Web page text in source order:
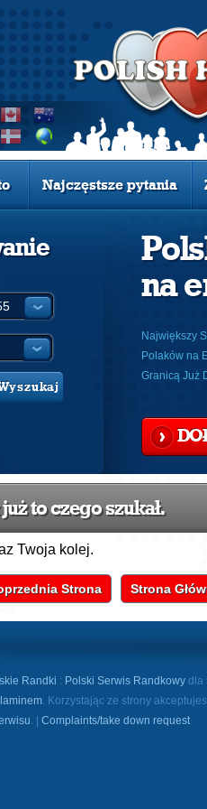
Najczęstsze pytania
na
Największy
Polaków na
Granicą Już
to czego szukał.
Twoja kolej.
Strona Strona
Randki : Polski Serwis Randkowy dla
. Korzystając ze strony
. | Complaints/take down request